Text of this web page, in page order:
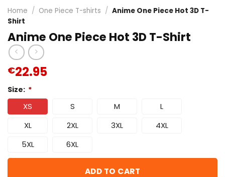
Home / One Piece T-shirts / Anime One Piece Hot 3D T-
Shirt
Anime One Piece Hot 3D T-Shirt
€22.95
Size: *
XS S M
L
XL
2XL 3XL
4XL
5XL
6XL
ADD TO CART